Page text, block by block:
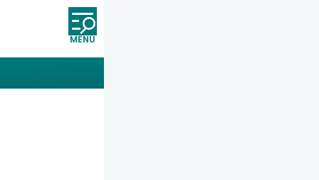
Öffnet und schließt die